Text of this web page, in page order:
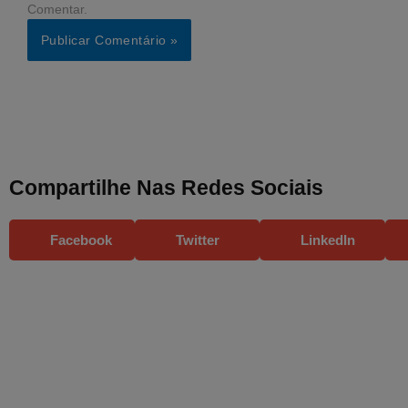
Comentar.
Compartilhe Nas Redes Sociais
Facebook Twitter LinkedIn